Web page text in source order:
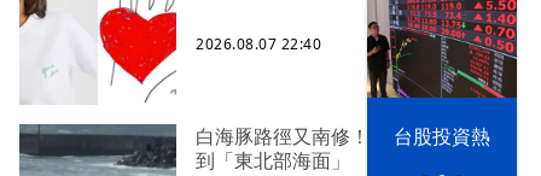
漢光42演習 台股投資熱
2026.08.07 22:40
白海豚路徑又南修！ 海警範圍擴增
到「東北部海面」